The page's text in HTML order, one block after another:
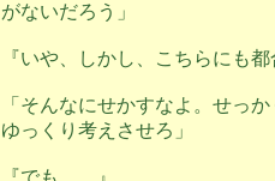
がないだろう」
『いや、しかし、こちらにも
「そんなにせかすなよ。せっ
ゆっくり考えさせろ」
『でも……』